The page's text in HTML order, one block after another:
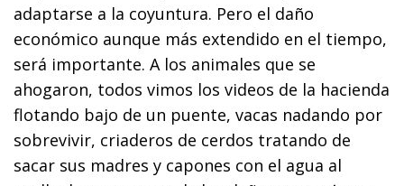
adaptarse a la coyuntura. Pero el daño
económico aunque más extendido en el tiempo,
será importante. A los animales que se
ahogaron, todos vimos los videos de la hacienda
flotando bajo de un puente, vacas nadando por
sobrevivir, criaderos de cerdos tratando de
sacar sus madres y capones con el agua al